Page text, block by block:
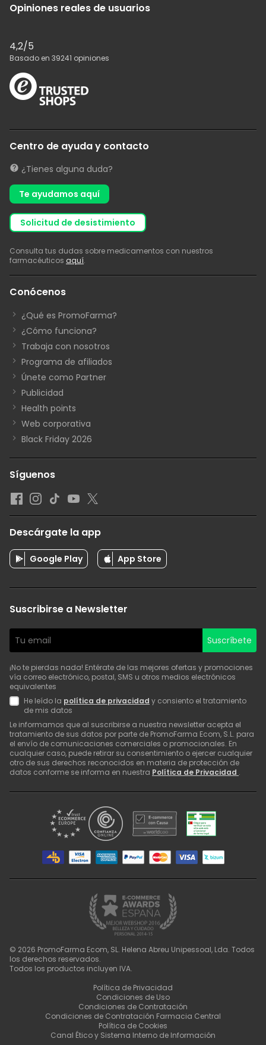
Opiniones reales de usuarios
4,2/5
Basado en 39241 opiniones
Centro de ayuda y contacto
¿Tienes alguna duda?
Te ayudamos aquí
solicitud de desistimiento
Consulta tus dudas sobre medicamentos con nuestros
farmacéuticos aquí.
Conócenos
¿Qué es PromoFarma?
¿Cómo funciona?
Trabaja con nosotros
Programa de afiliados
Únete como Partner
Publicidad
Health points
Web corporativa
Black Friday 2026
Síguenos
Descárgate la app
Google Play App Store
Suscribirse a Newsletter
Suscríbete
¡No te pierdas nada! Entérate de las mejores ofertas y promociones
vía correo electrónico, postal, SMS u otros medios electrónicos
equivalentes
He leído la política de privacidad y consiento el tratamiento
de mis datos
Le informamos que al suscribirse a nuestra newsletter acepta el
tratamiento de sus datos por parte de PromoFarma Ecom, S.L. para
el envío de comunicaciones comerciales o promocionales. En
cualquier caso, puede retirar su consentimiento o ejercer cualquier
otro de sus derechos reconocidos en materia de protección de
datos conforme se informa en nuestra Política de Privacidad .
© 2026 PromoFarma Ecom, SL. Helena Abreu Unipessoal, Lda. Todos
los derechos reservados.
Todos los productos incluyen IVA.
Política de Privacidad
Condiciones de Uso
Condiciones de Contratación
Condiciones de Contratación Farmacia Central
Política de Cookies
Canal Ético y Sistema Interno de Información